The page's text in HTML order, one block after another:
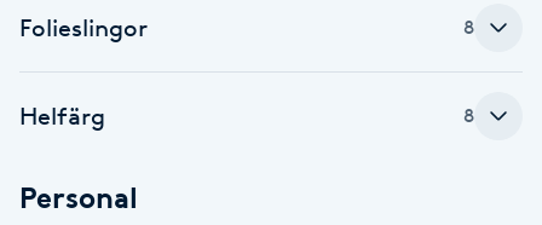
Blowout
Bottenfärg
Folieslingor 8
Helfärg 8
Personal